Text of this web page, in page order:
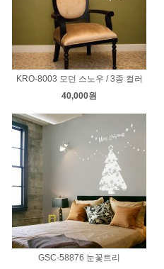
KRO-8003 모던 스노우 / 3종 컬러
40,000원
GSC-58876 눈꽃트리